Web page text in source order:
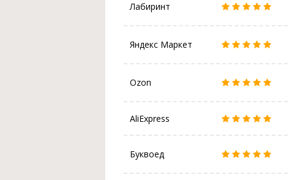
Лабиринт
Яндекс Маркет
Ozon
AliExpress
Буквоед